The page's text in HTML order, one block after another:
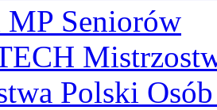
Seniorów
Polski